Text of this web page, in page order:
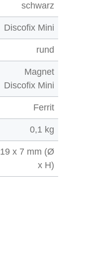
schwarz
Discofix Mini
rund
Magnet
Discofix Mini
Ferrit
0,1 kg
19 x 7 mm (Ø
x H)